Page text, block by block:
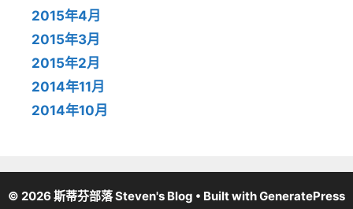
2015年4月
2015年3月
2015年2月
2014年11月
2014年10月
© 2026 斯蒂芬部落 Steven's Blog • Built withGeneratePress